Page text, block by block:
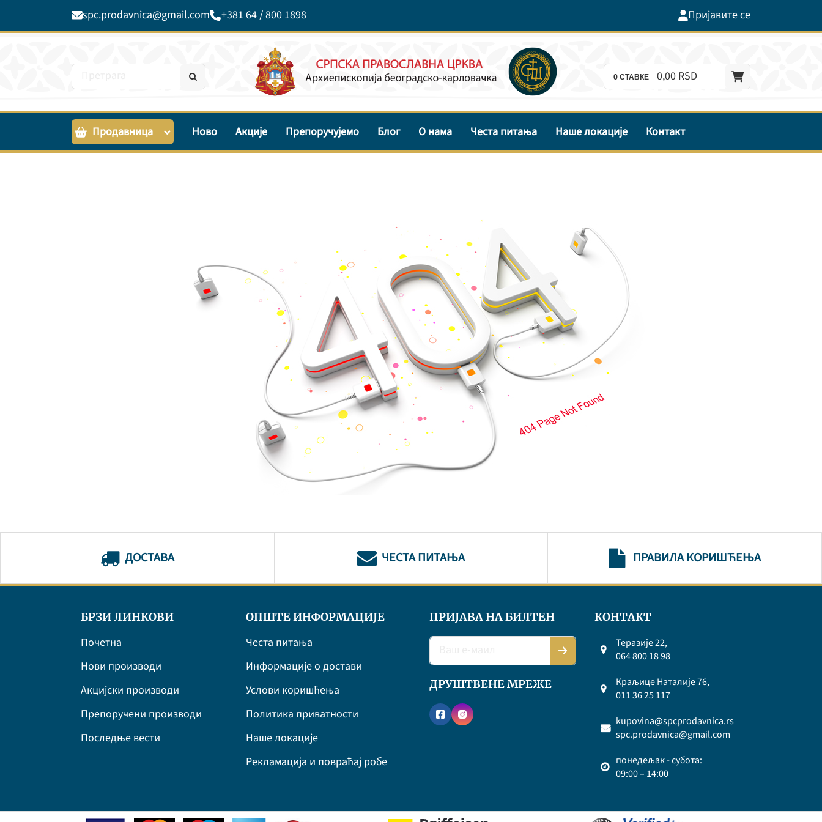
spc.prodavnica@gmail.com +381 64 / 800 1898 Пријавите се
0СТАВКЕ 0,00 RSD
Продавница Ново Акције Препоручујемо Блог О нама Честа питања Наше локације Контакт
ДОСТАВА ЧЕСТА ПИТАЊА ПРАВИЛА КОРИШЋЕЊА
БРЗИ ЛИНКОВИ
Почетна
Нови производи
Акцијски производи
Препоручени производи
Последње вести
ОПШТЕ ИНФОРМАЦИЈЕ
Честа питања
Информације о достави
Услови коришћења
Политика приватности
Наше локације
Рекламација и повраћај робе
ПРИЈАВА НА БИЛТЕН
ДРУШТВЕНЕ МРЕЖЕ
КОНТАКТ
Теразије 22,
064 800 18 98
Краљице Наталије 76,
011 36 25 117
kupovina@spcprodavnica.rs
spc.prodavnica@gmail.com
понедељак - субота:
09:00 – 14:00